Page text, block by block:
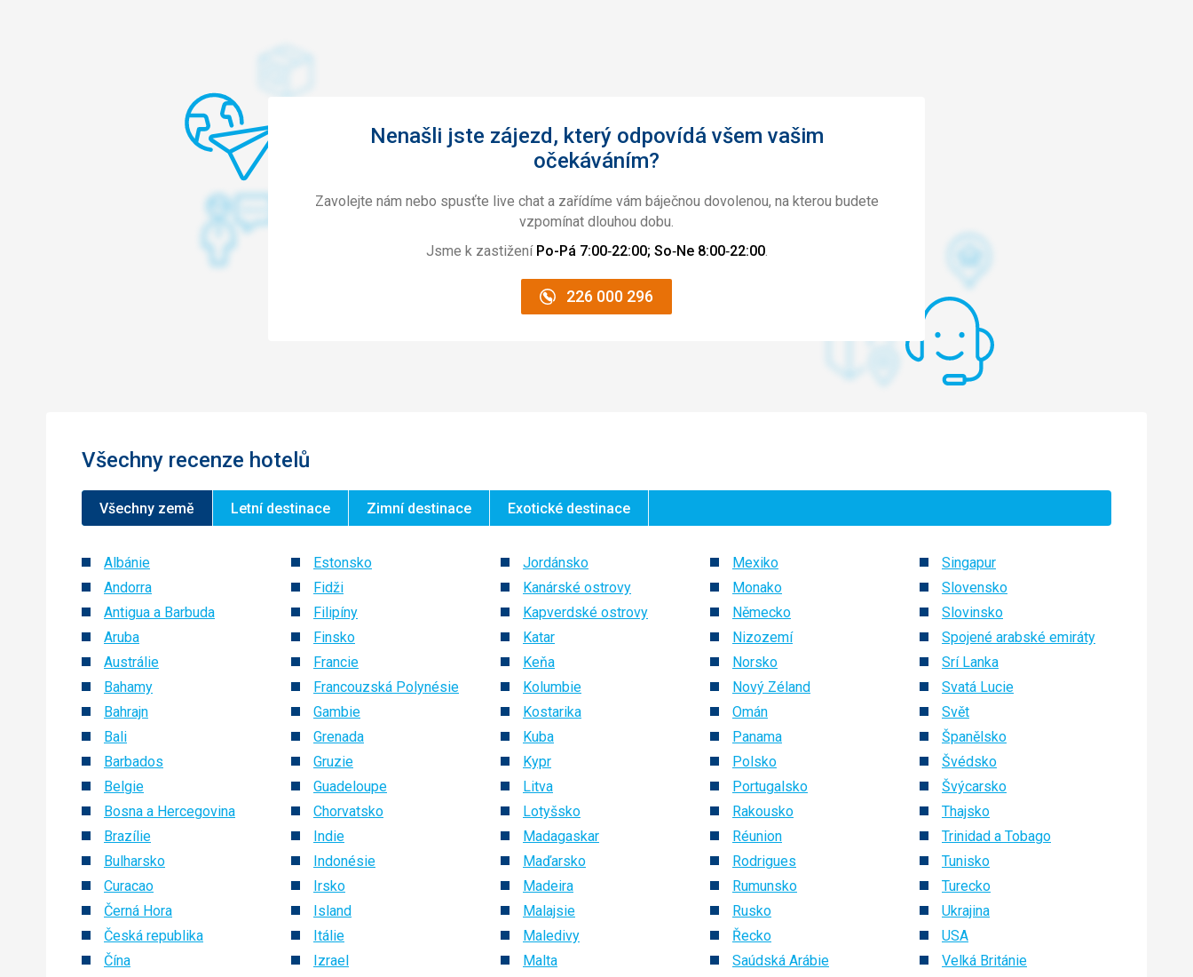
Nenašli jste zájezd, který odpovídá všem vašim
očekáváním?
Zavolejte nám nebo spusťte live chat a zařídíme vám báječnou dovolenou, na kterou budete
vzpomínat dlouhou dobu.
Jsme k zastižení Po-Pá 7:00‑22:00; So‑Ne 8:00‑22:00.
226 000 296
Všechny recenze hotelů
Všechny země Letní destinace Zimní destinace Exotické destinace
Albánie
Andorra
Antigua a Barbuda
Aruba
Austrálie
Bahamy
Bahrajn
Bali
Barbados
Belgie
Bosna a Hercegovina
Brazílie
Bulharsko
Curacao
Černá Hora
Česká republika
Čína
Estonsko
Fidži
Filipíny
Finsko
Francie
Francouzská Polynésie
Gambie
Grenada
Gruzie
Guadeloupe
Chorvatsko
Indie
Indonésie
Irsko
Island
Itálie
Izrael
Jordánsko
Kanárské ostrovy
Kapverdské ostrovy
Katar
Keňa
Kolumbie
Kostarika
Kuba
Kypr
Litva
Lotyšsko
Madagaskar
Maďarsko
Madeira
Malajsie
Maledivy
Malta
Mexiko
Monako
Německo
Nizozemí
Norsko
Nový Zéland
Omán
Panama
Polsko
Portugalsko
Rakousko
Réunion
Rodrigues
Rumunsko
Rusko
Řecko
Saúdská Arábie
Singapur
Slovensko
Slovinsko
Spojené arabské emiráty
Srí Lanka
Svatá Lucie
Svět
Španělsko
Švédsko
Švýcarsko
Thajsko
Trinidad a Tobago
Tunisko
Turecko
Ukrajina
USA
Velká Británie